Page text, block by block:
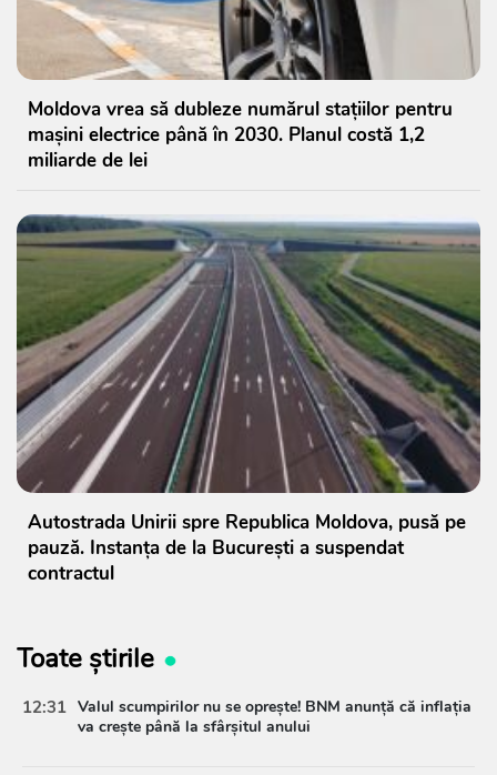
Moldova vrea să dubleze numărul stațiilor pentru
mașini electrice până în 2030. Planul costă 1,2
miliarde de lei
Autostrada Unirii spre Republica Moldova, pusă pe
pauză. Instanța de la București a suspendat
contractul
Toate știrile
12:31 Valul scumpirilor nu se oprește! BNM anunță că inflația
va crește până la sfârșitul anului